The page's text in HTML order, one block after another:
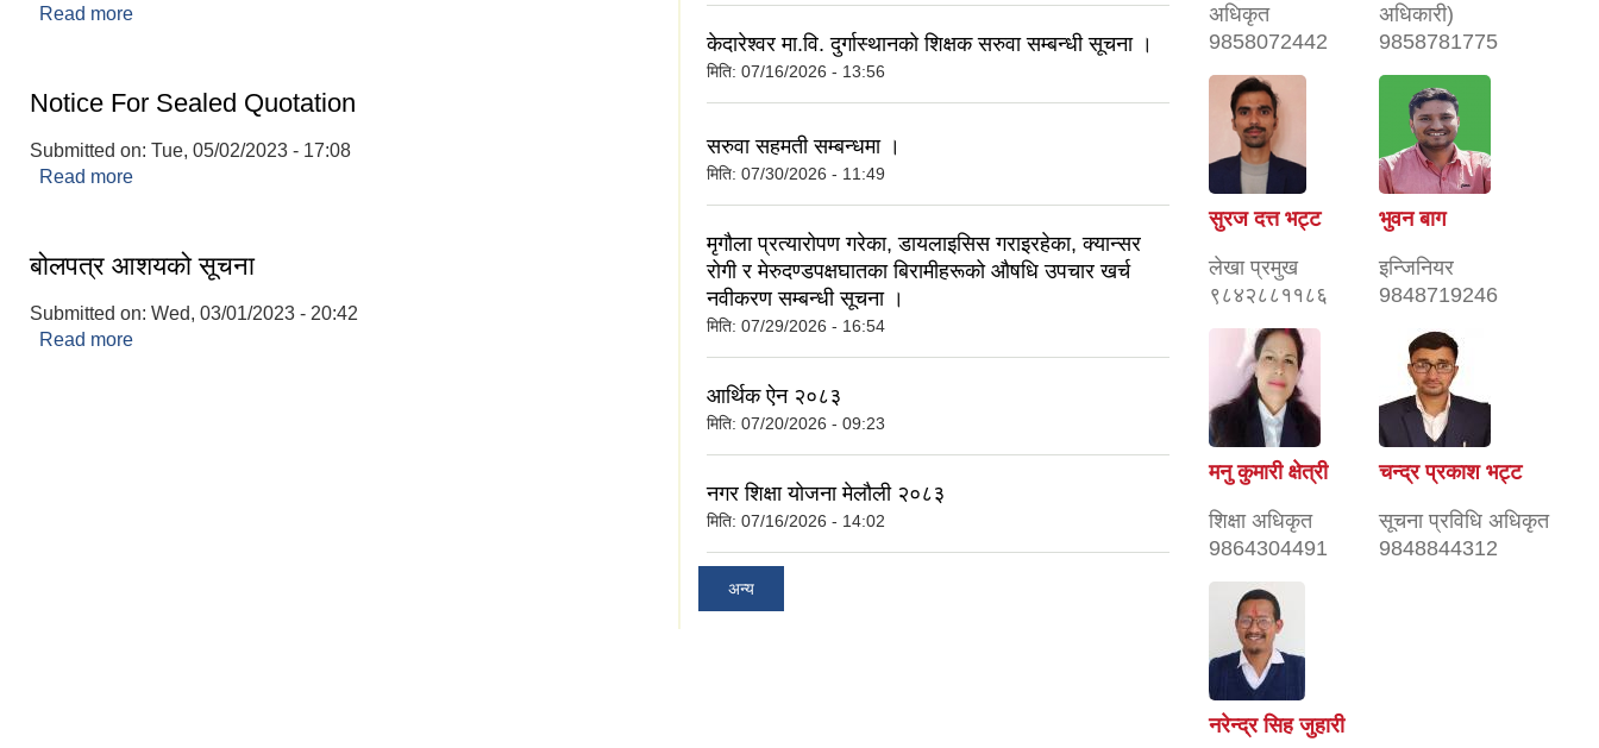
Read more
Notice For Sealed Quotation
Submitted on: Tue, 05/02/2023 - 17:08
Read more
बोलपत्र आशयको सूचना
Submitted on: Wed, 03/01/2023 - 20:42
Read more
केदारेश्वर मा.वि. दुर्गास्थानको शिक्षक सरुवा सम्बन्धी सूचना ।
मिति: 07/16/2026 - 13:56
सरुवा सहमती सम्बन्धमा ।
मिति: 07/30/2026 - 11:49
मृगौला प्रत्यारोपण गरेका, डायलाइसिस गराइरहेका, क्यान्सर
रोगी र मेरुदण्डपक्षघातका बिरामीहरूको औषधि उपचार खर्च
नवीकरण सम्बन्धी सूचना ।
मिति: 07/29/2026 - 16:54
आर्थिक ऐन २०८३
मिति: 07/20/2026 - 09:23
नगर शिक्षा योजना मेलौली २०८३
मिति: 07/16/2026 - 14:02
अन्य
अधिकृत
9858072442
अधिकारी)
9858781775
सुरज दत्त भट्ट
लेखा प्रमुख
९८४२८८११८६
भुवन बाग
इन्जिनियर
9848719246
मनु कुमारी क्षेत्री
शिक्षा अधिकृत
9864304491
चन्द्र प्रकाश भट्ट
सूचना प्रविधि अधिकृत
9848844312
नरेन्द्र सिह जुहारी